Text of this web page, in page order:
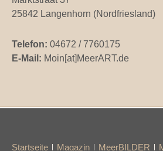
25842 Langenhorn (Nordfriesland)
Telefon: 04672 / 7760175
E-Mail: Moin[at]MeerART.de
Startseite Magazin MeerBILDER